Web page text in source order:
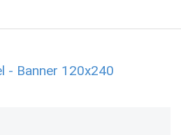
- Banner 120x240